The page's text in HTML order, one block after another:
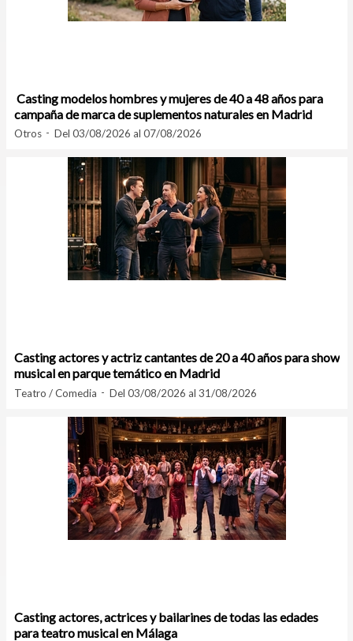
Casting modelos hombres y mujeres de 40 a 48 años para
campaña de marca de suplementos naturales en Madrid
Otros Del 03/08/2026 al 07/08/2026
Casting actores y actriz cantantes de 20 a 40 años para show
musical en parque temático en Madrid
Teatro / Comedia Del 03/08/2026 al 31/08/2026
Casting actores, actrices y bailarines de todas las edades
para teatro musical en Málaga